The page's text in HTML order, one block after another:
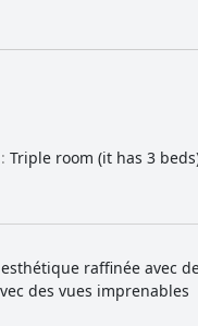
offrant de belles
Triple room (it has 3
raffinée avec
des vues imprenables